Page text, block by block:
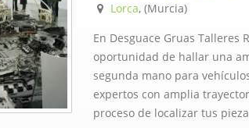
Lorca, (Murcia)
En Desguace Gruas Talleres
oportunidad de hallar una
segunda mano para
expertos con amplia
proceso de localizar tus